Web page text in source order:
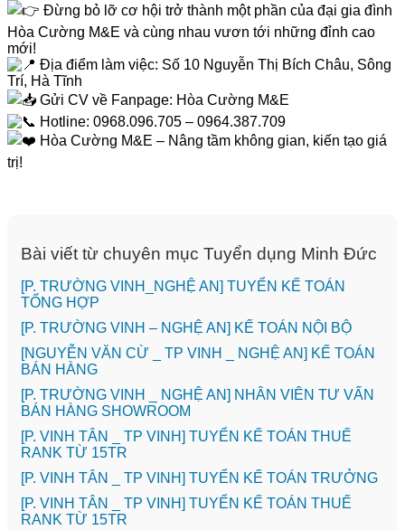
Đừng bỏ lỡ cơ hội trở thành một phần của đại gia đình
Hòa Cường M&E và cùng nhau vươn tới những đỉnh cao
mới!
Địa điểm làm việc: Số 10 Nguyễn Thị Bích Châu, Sông
Trí, Hà Tĩnh
Gửi CV về Fanpage: Hòa Cường M&E
Hotline: 0968.096.705 – 0964.387.709
Hòa Cường M&E – Nâng tầm không gian, kiến tạo giá
trị!
Bài viết từ chuyên mục Tuyển dụng Minh Đức
[P. TRƯỜNG VINH_NGHỆ AN] TUYỂN KẾ TOÁN
TỔNG HỢP
[P. TRƯỜNG VINH – NGHỆ AN] KẾ TOÁN NỘI BỘ
[NGUYỄN VĂN CỪ _ TP VINH _ NGHỆ AN] KẾ TOÁN
BÁN HÀNG
[P. TRƯỜNG VINH _ NGHỆ AN] NHÂN VIÊN TƯ VẤN
BÁN HÀNG SHOWROOM
[P. VINH TÂN _ TP VINH] TUYỂN KẾ TOÁN THUẾ
RANK TỪ 15TR
[P. VINH TÂN _ TP VINH] TUYỂN KẾ TOÁN TRƯỞNG
[P. VINH TÂN _ TP VINH] TUYỂN KẾ TOÁN THUẾ
RANK TỪ 15TR